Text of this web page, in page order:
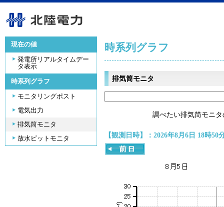
現在の値
発電所リアルタイムデー
タ表示
時系列グラフ
モニタリングポスト
電気出力
排気筒モニタ
放水ピットモニタ
時系列グラフ
排気筒モニタ
調べたい排気筒モニ
【観測日時】：2026年8月6日 18時50